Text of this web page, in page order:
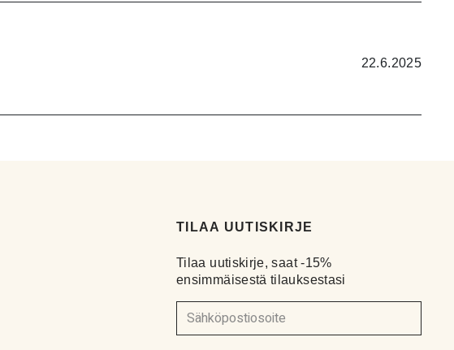
22.6.2025
TILAA UUTISKIRJE
Tilaa uutiskirje, saat -15%
ensimmäisestä tilauksestasi